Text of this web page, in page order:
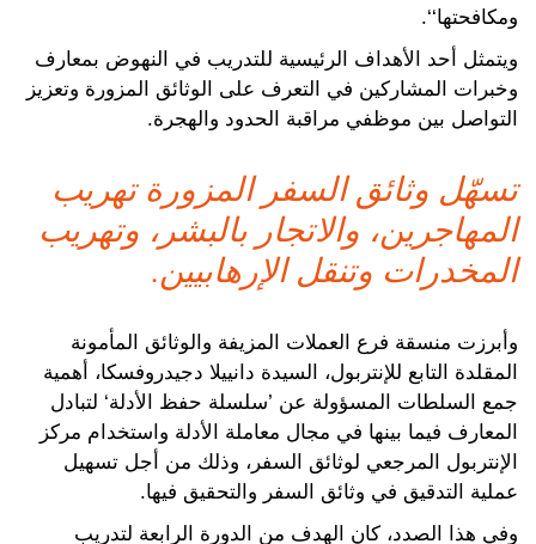
ومكافحتها‘‘.
ويتمثل أحد الأهداف الرئيسية للتدريب في النهوض بمعارف
وخبرات المشاركين في التعرف على الوثائق المزورة وتعزيز
التواصل بين موظفي مراقبة الحدود والهجرة.
تسهّل وثائق السفر المزورة تهريب
المهاجرين، والاتجار بالبشر، وتهريب
المخدرات وتنقل الإرهابيين.
وأبرزت منسقة فرع العملات المزيفة والوثائق المأمونة
المقلدة التابع للإنتربول، السيدة دانييلا دجيدروفسكا، أهمية
جمع السلطات المسؤولة عن ’سلسلة حفظ الأدلة‘ لتبادل
المعارف فيما بينها في مجال معاملة الأدلة واستخدام مركز
الإنتربول المرجعي لوثائق السفر، وذلك من أجل تسهيل
عملية التدقيق في وثائق السفر والتحقيق فيها.
وفي هذا الصدد، كان الهدف من الدورة الرابعة لتدريب